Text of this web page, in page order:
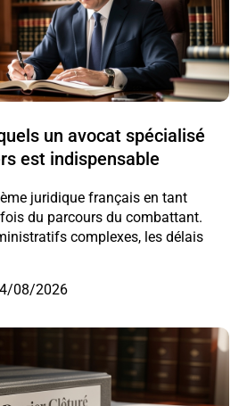
un avocat spécialisé
est indispensable
juridique français en tant
du parcours du combattant.
complexes, les délais
08/2026